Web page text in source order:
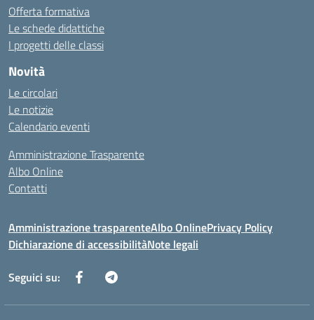
Offerta formativa
Le schede didattiche
I progetti delle classi
Novità
Le circolari
Le notizie
Calendario eventi
Amministrazione Trasparente
Albo Online
Contatti
Amministrazione trasparenteAlbo OnlinePrivacy Policy
Dichiarazione di accessibilitàNote legali
Seguici su: